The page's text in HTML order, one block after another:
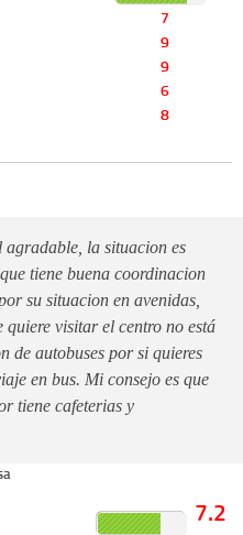
7
9
9
6
8
la situacion es
tiene buena coordinacion
su situacion en avenidas,
quiere visitar el centro no está
de autobuses por si quieres
en bus. Mi consejo es que
tiene cafeterias y
7.2